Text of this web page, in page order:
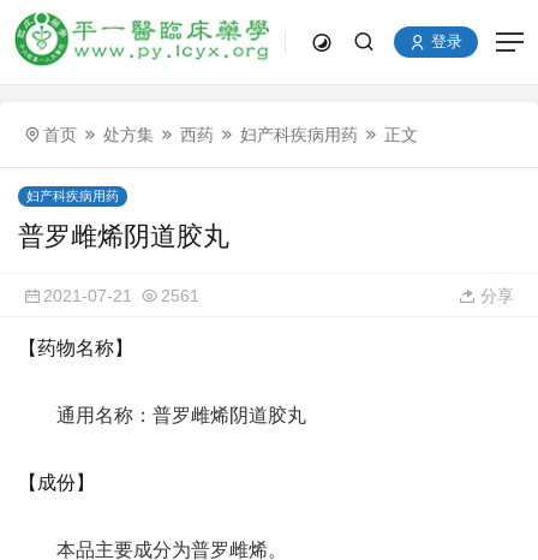
登录
首页 处方集 西药 妇产科疾病用药 正文
妇产科疾病用药
普罗雌烯阴道胶丸
2021-07-21 2561 分享
【药物名称】
通用名称：普罗雌烯阴道胶丸
【成份】
本品主要成分为普罗雌烯。